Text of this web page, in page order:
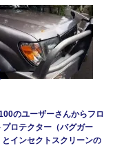
のユーザーさんからフロ
プロテクター（バグガー
とインセクトスクリーンの